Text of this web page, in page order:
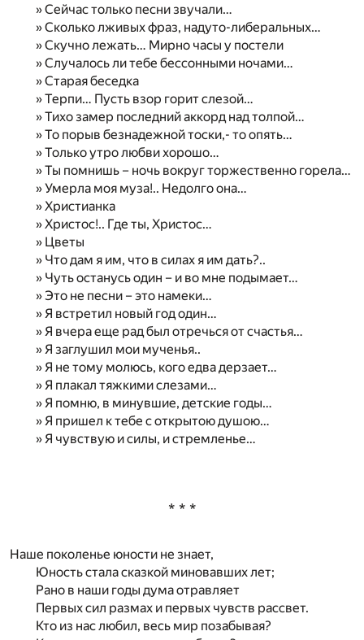
» Сейчас только песни звучали…
» Сколько лживых фраз, надуто-либеральных…
» Скучно лежать… Мирно часы у постели
» Случалось ли тебе бессонными ночами…
» Старая беседка
» Терпи… Пусть взор горит слезой…
» Тихо замер последний аккорд над толпой…
» То порыв безнадежной тоски,- то опять…
» Только утро любви хорошо…
» Ты помнишь – ночь вокруг торжественно горела…
» Умерла моя муза!.. Недолго она…
» Христианка
» Христос!.. Где ты, Христос…
» Цветы
» Что дам я им, что в силах я им дать?..
» Чуть останусь один – и во мне подымает…
» Это не песни – это намеки…
» Я встретил новый год один…
» Я вчера еще рад был отречься от счастья…
» Я заглушил мои мученья..
» Я не тому молюсь, кого едва дерзает…
» Я плакал тяжкими слезами…
» Я помню, в минувшие, детские годы…
» Я пришел к тебе с открытою душою…
» Я чувствую и силы, и стремленье…
* * *
Наше поколенье юности не знает,
Юность стала сказкой миновавших лет;
Рано в наши годы дума отравляет
Первых сил размах и первых чувств рассвет.
Кто из нас любил, весь мир позабывая?